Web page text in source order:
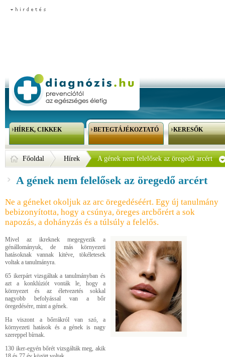
HÍREK, CIKKEK BETEGTÁJÉKOZTATÓ KERESŐK
Főoldal Hírek A gének nem felelősek az öregedő arcért
A gének nem felelősek az öregedő arcért
Ne a géneket okoljuk az arc öregedéséért. Egy új tanulmány
bebizonyította, hogy a csúnya, öreges arcbőrért a sok
napozás, a dohányzás és a túlsúly a felelős.
Mivel az ikreknek megegyezik a
génállományuk, de más környezeti
hatásoknak vannak kitéve, tökéletesek
voltak a tanulmányra.
65 ikerpárt vizsgáltak a tanulmányban és
azt a konklúziót vonták le, hogy a
környezet és az életvezetés sokkal
nagyobb befolyással van a bőr
öregedésére, mint a gének.
Ha viszont a bőrrákról van szó, a
környezeti hatások és a gének is nagy
szereppel bírnak.
130 iker-egyén bőrét vizsgálták meg, akik